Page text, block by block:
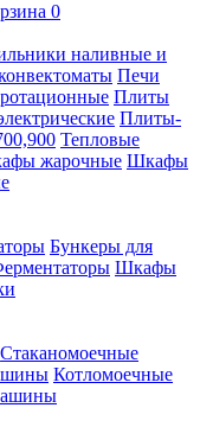
0
наливные и
Печи
Плиты
Плиты-
Тепловые
жарочные Шкафы
Бункеры для
Шкафы
Стаканомоечные
Котломоечные